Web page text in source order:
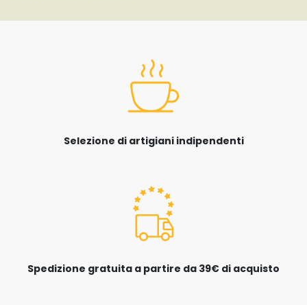
Selezione di artigiani indipendenti
Spedizione gratuita a partire da 39€ di acquisto